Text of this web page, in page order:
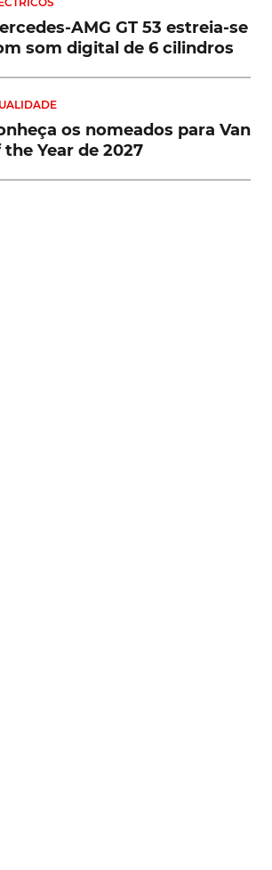
AMG GT 53 estreia-se
som digital de 6 cilindros
os nomeados para Van
the Year de 2027